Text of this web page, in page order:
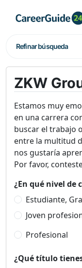
Refinar búsqueda
ZKW
Estamos muy
en una carrera
buscar el trabajo
entre la multitud
nos gustaría
Por favor,
¿En qué nivel de
Estudiante,
Joven
Profesional
¿Qué título